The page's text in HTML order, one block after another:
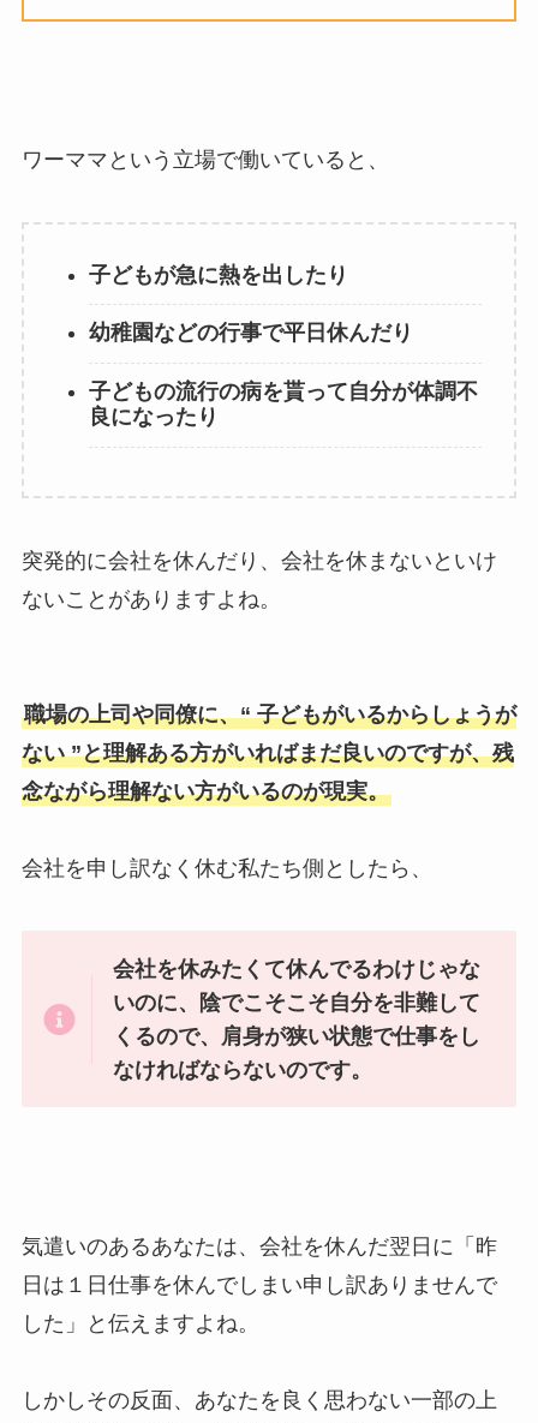
ワーママという立場で働いていると、
子どもが急に熱を出したり
幼稚園などの行事で平日休んだり
子どもの流行の病を貰って自分が体調不
良になったり
突発的に会社を休んだり、会社を休まないといけ
ないことがありますよね。
職場の上司や同僚に、“ 子どもがいるからしょうが
ない ”と理解ある方がいればまだ良いのですが、残
念ながら理解ない方がいるのが現実。
会社を申し訳なく休む私たち側としたら、
会社を休みたくて休んでるわけじゃな
いのに、陰でこそこそ自分を非難して
くるので、肩身が狭い状態で仕事をし
なければならないのです。
気遣いのあるあなたは、会社を休んだ翌日に「昨
日は１日仕事を休んでしまい申し訳ありませんで
した」と伝えますよね。
しかしその反面、あなたを良く思わない一部の上